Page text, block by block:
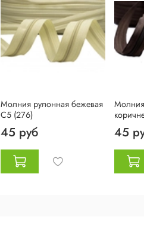
Молния рулонная бежевая
C5 (276)
45 руб 45